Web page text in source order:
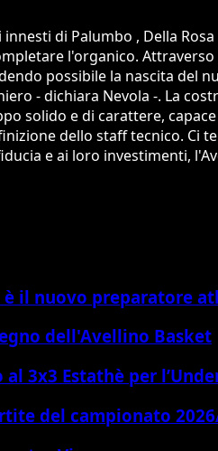
di Palumbo , Della
l'organico.
possibile la nascita del
- dichiara Nevola -. La
solido e di carattere,
dello staff tecnico.
e ai loro investimenti,
è il nuovo preparatore
dell'Avellino Basket
3x3 Estathè per
del campionato